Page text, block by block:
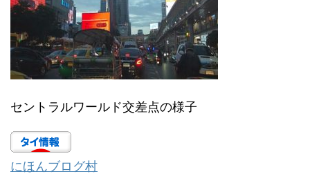
セントラルワールド交差点の様子
にほんブログ村